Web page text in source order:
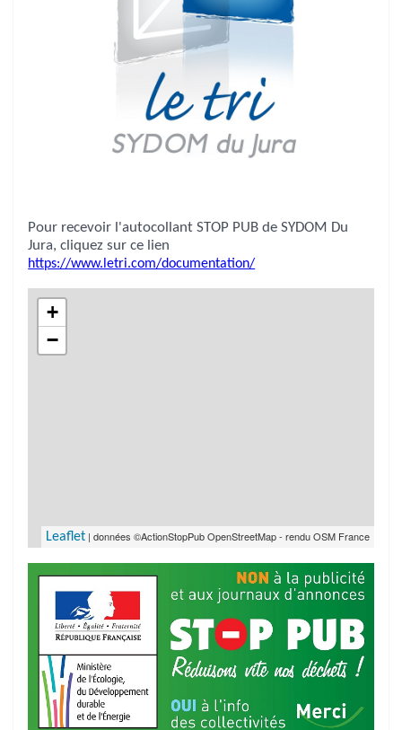
Pour recevoir l'autocollant STOP PUB de SYDOM Du
Jura, cliquez sur ce lien
https://www.letri.com/documentation/
+
−
Leaflet| données ©ActionStopPub OpenStreetMap - rendu OSM France